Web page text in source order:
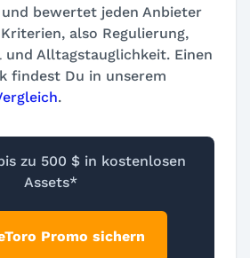
bewertet jeden Anbieter
also Regulierung,
und Alltagstauglichkeit. Einen
findest Du in unserem
.
zu 500 $ in kostenlosen
Assets*
Promo sichern